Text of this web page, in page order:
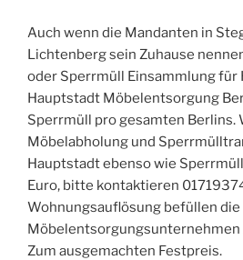
Auch wenn die Mandanten in
Lichtenberg sein Zuhause
oder Sperrmüll Einsammlung für
Hauptstadt Möbelentsorgung
Sperrmüll pro gesamten Berlins.
Möbelabholung und
Hauptstadt ebenso wie
Euro, bitte kontaktieren
Wohnungsauflösung befüllen
Möbelentsorgungsunternehmen
Zum ausgemachten Festpreis.